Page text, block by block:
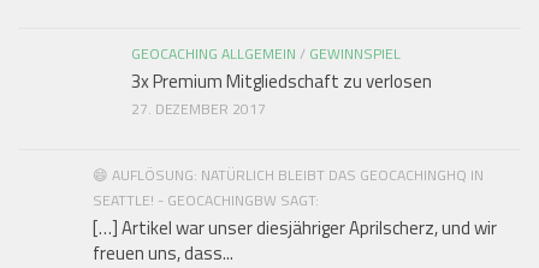
GEOCACHING ALLGEMEIN / GEWINNSPIEL
3x Premium Mitgliedschaft zu verlosen
27. DEZEMBER 2017
😄 AUFLÖSUNG: NATÜRLICH BLEIBT DAS GEOCACHINGHQ IN
SEATTLE! - GEOCACHINGBW SAGT:
[…] Artikel war unser diesjähriger Aprilscherz, und wir
freuen uns, dass...